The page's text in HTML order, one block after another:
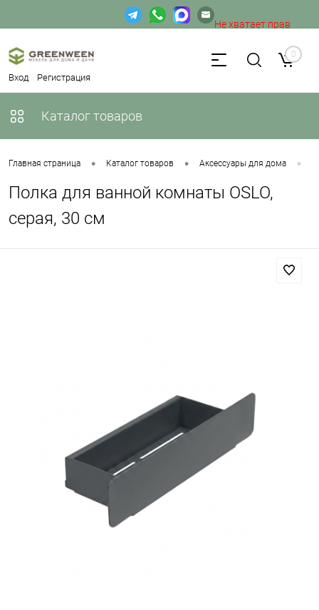
Вход Регистрация
Не хватает прав
доступа к веб-форме. 0
Каталог товаров
Главная страница • Каталог товаров • Аксессуары для дома •
Полка для ванной комнаты OSLO,
серая, 30 см